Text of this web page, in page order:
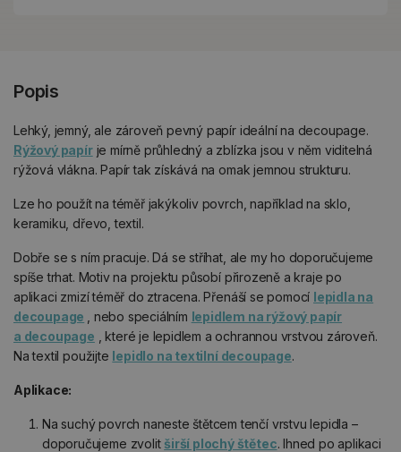
Popis
Lehký, jemný, ale zároveň pevný papír ideální na decoupage.
Rýžový papírje mírně průhledný a zblízka jsou v něm viditelná
rýžová vlákna. Papír tak získává na omak jemnou strukturu.
Lze ho použít na téměř jakýkoliv povrch, například na sklo,
keramiku, dřevo, textil.
Dobře se s ním pracuje. Dá se stříhat, ale my ho doporučujeme
spíše trhat. Motiv na projektu působí přirozeně a kraje po
aplikaci zmizí téměř do ztracena. Přenáší se pomocí lepidla na
decoupage
, nebo speciálním lepidlem na rýžový papír
a decoupage , které je lepidlem a ochrannou vrstvou zároveň.
Na textil použijte lepidlo na textilní decoupage.
Aplikace:
Na suchý povrch naneste štětcem tenčí vrstvu lepidla –
doporučujeme zvolit širší plochý štětec. Ihned po aplikaci